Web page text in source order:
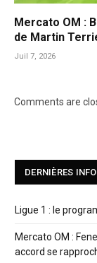
Mercato OM :
de Martin
Juil 7, 2026
Comments are
DERNIÈRES
Ligue 1 : le
Mercato OM :
accord se